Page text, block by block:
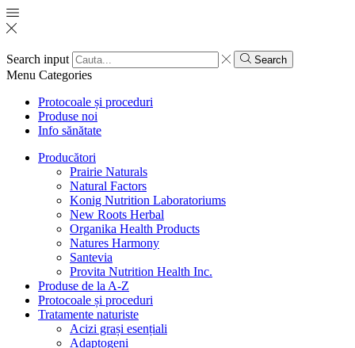
Search input Search
Menu Categories
Protocoale și proceduri
Produse noi
Info sănătate
Producători
Prairie Naturals
Natural Factors
Konig Nutrition Laboratoriums
New Roots Herbal
Organika Health Products
Natures Harmony
Santevia
Provita Nutrition Health Inc.
Produse de la A-Z
Protocoale și proceduri
Tratamente naturiste
Acizi grași esențiali
Adaptogeni